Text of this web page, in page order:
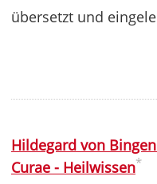
übersetzt und
Hildegard von
Curae - Heilwissen*